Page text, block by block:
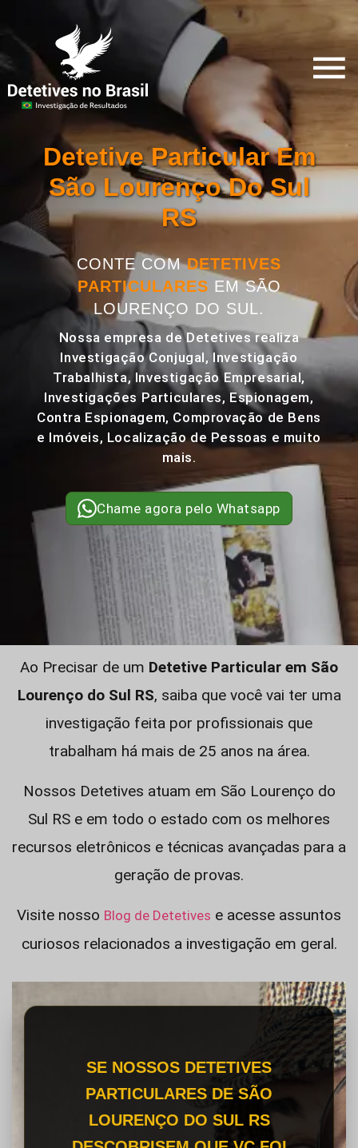
Detetive Particular Em
São Lourenço Do Sul
RS
CONTE COMDETETIVES
PARTICULARES EM SÃO
LOURENÇO DO SUL.
Nossa empresa de Detetives realiza
Investigação Conjugal, Investigação
Trabalhista, Investigação Empresarial,
Investigações Particulares, Espionagem,
Contra Espionagem, Comprovação de Bens
e Imóveis, Localização de Pessoas e muito
mais.
Chame agora pelo Whatsapp
Ao Precisar de um Detetive Particular em São
Lourenço do Sul RS, saiba que você vai ter uma
investigação feita por profissionais que
trabalham há mais de 25 anos na área.
Nossos Detetives atuam em São Lourenço do
Sul RS e em todo o estado com os melhores
recursos eletrônicos e técnicas avançadas para a
geração de provas.
Visite nosso Blog de Detetives e acesse assuntos
curiosos relacionados a investigação em geral.
SE NOSSOS DETETIVES
PARTICULARES DE SÃO
LOURENÇO DO SUL RS